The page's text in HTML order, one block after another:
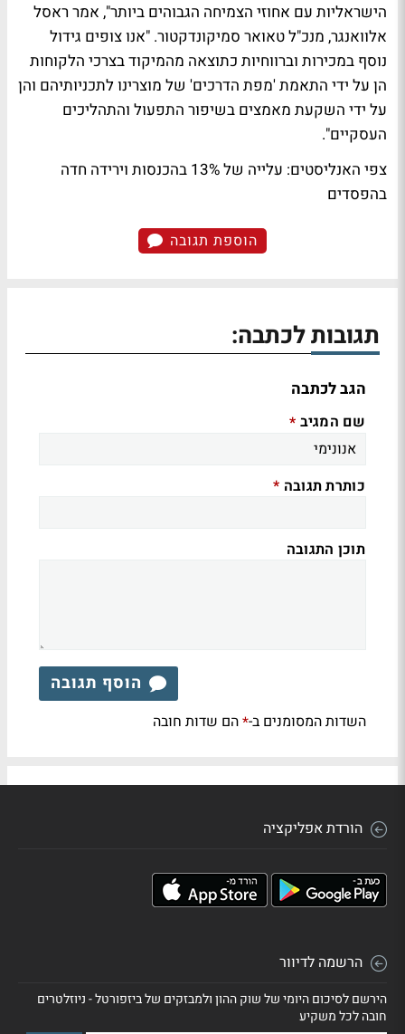
הישראליות עם אחוזי הצמיחה הגבוהים ביותר", אמר ראסל
אלוואנגר, מנכ"ל טאואר סמיקונדקטור. "אנו צופים גידול
נוסף במכירות וברווחיות כתוצאה מהמיקוד בצרכי הלקוחות
הן על ידי התאמת 'מפת הדרכים' של מוצרינו לתכניותיהם והן
על ידי השקעת מאמצים בשיפור התפעול והתהליכים
העסקיים".
צפי האנליסטים: עלייה של 13% בהכנסות וירידה חדה
בהפסדים
הוספת תגובה
תגובות לכתבה:
הגב לכתבה
שם המגיב *
כותרת תגובה *
תוכן התגובה
הוסף תגובה
השדות המסומנים ב-*הם שדות חובה
הורדת אפליקציה
הרשמה לדיוור
הירשם לסיכום היומי של שוק ההון ולמבזקים של ביזפורטל - ניוזלטרים
חובה לכל משקיע